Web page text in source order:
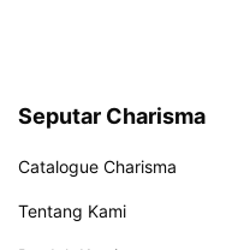
Seputar Charisma
Catalogue Charisma
Tentang Kami